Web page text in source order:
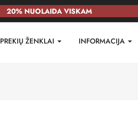
20% NUOLAIDA VISKAM
PREKIŲ ŽENKLAI INFORMACIJA